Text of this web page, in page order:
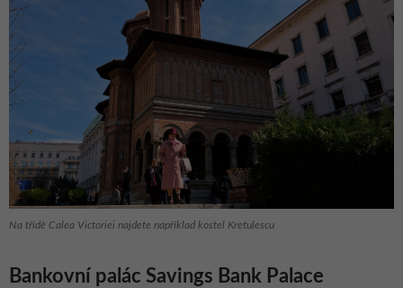
Na třídě Calea Victoriei najdete například kostel Kretulescu
Bankovní palác Savings Bank Palace